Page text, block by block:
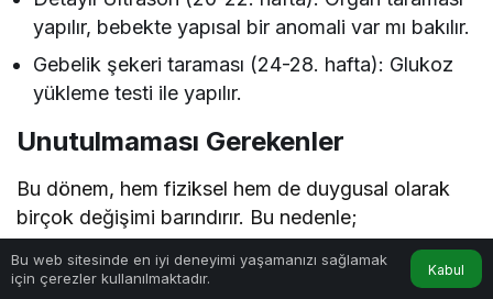
yapılır, bebekte yapısal bir anomali var mı bakılır.
Gebelik şekeri taraması (24-28. hafta): Glukoz
yükleme testi ile yapılır.
Unutulmaması Gerekenler
Bu dönem, hem fiziksel hem de duygusal olarak
birçok değişimi barındırır. Bu nedenle;
Eş desteği, sosyal çevrenin anlayışı ve
Bu web sitesinde en iyi deneyimi yaşamanızı sağlamak
için çerezler kullanılmaktadır.
Kabul